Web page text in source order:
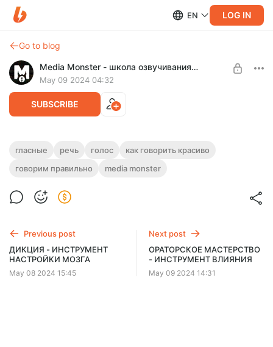
EN LOG IN
Go to blog
Media Monster - школа озвучивания, голоса и речи
May 09 2024 04:32
SUBSCRIBE
Йотированные гласные - база
"металлического" звука в голосе.
голосе. Емко и кратко разбираем, как должны звучать эти
Базовая подписка
гласные речь голос
как говорить красиво
говорим правильно
media monster
Previous post
ДИКЦИЯ - ИНСТРУМЕНТ
НАСТРОЙКИ МОЗГА
May 08 2024 15:45
Next post
ОРАТОРСКОЕ МАСТЕРСТВО
- ИНСТРУМЕНТ ВЛИЯНИЯ
May 09 2024 14:31